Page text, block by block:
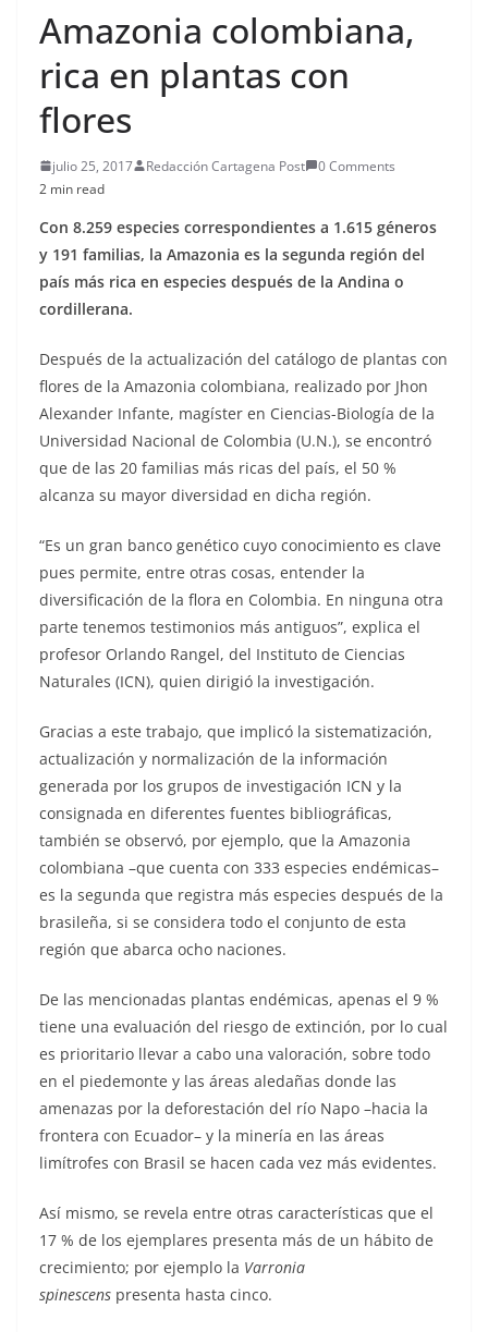
Amazonia colombiana,
rica en plantas con
flores
julio 25, 2017 Redacción Cartagena Post
0 Comments
2 min read
Con 8.259 especies correspondientes a 1.615 géneros
y 191 familias, la Amazonia es la segunda región del
país más rica en especies después de la Andina o
cordillerana.
Después de la actualización del catálogo de plantas con
flores de la Amazonia colombiana, realizado por Jhon
Alexander Infante, magíster en Ciencias-Biología de la
Universidad Nacional de Colombia (U.N.), se encontró
que de las 20 familias más ricas del país, el 50 %
alcanza su mayor diversidad en dicha región.
“Es un gran banco genético cuyo conocimiento es clave
pues permite, entre otras cosas, entender la
diversificación de la flora en Colombia. En ninguna otra
parte tenemos testimonios más antiguos”, explica el
profesor Orlando Rangel, del Instituto de Ciencias
Naturales (ICN), quien dirigió la investigación.
Gracias a este trabajo, que implicó la sistematización,
actualización y normalización de la información
generada por los grupos de investigación ICN y la
consignada en diferentes fuentes bibliográficas,
también se observó, por ejemplo, que la Amazonia
colombiana –que cuenta con 333 especies endémicas–
es la segunda que registra más especies después de la
brasileña, si se considera todo el conjunto de esta
región que abarca ocho naciones.
De las mencionadas plantas endémicas, apenas el 9 %
tiene una evaluación del riesgo de extinción, por lo cual
es prioritario llevar a cabo una valoración, sobre todo
en el piedemonte y las áreas aledañas donde las
amenazas por la deforestación del río Napo –hacia la
frontera con Ecuador– y la minería en las áreas
limítrofes con Brasil se hacen cada vez más evidentes.
Así mismo, se revela entre otras características que el
17 % de los ejemplares presenta más de un hábito de
crecimiento; por ejemplo la Varronia
spinescens presenta hasta cinco.